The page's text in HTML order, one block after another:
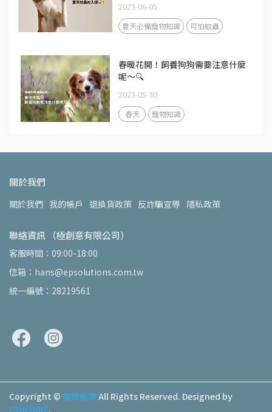
2023-06-05
夏天必備寵物知識 可怕蚊蟲
春暖花開！飼養狗狗需要注意什麼
呢～🔍
2023-05-30
春天 寵物知識
關於我們
關於我們 我的帳戶 退換貨政策 反詐騙宣導 隱私政策
聯絡資訊 （極創意有限公司）
客服時間：09:00-18:00
信箱：hans@epsolutions.com.tw
統一編號：28219561
Copyright © 遛樂寵物All Rights Reserved. Designed by
CYBERBIZ.